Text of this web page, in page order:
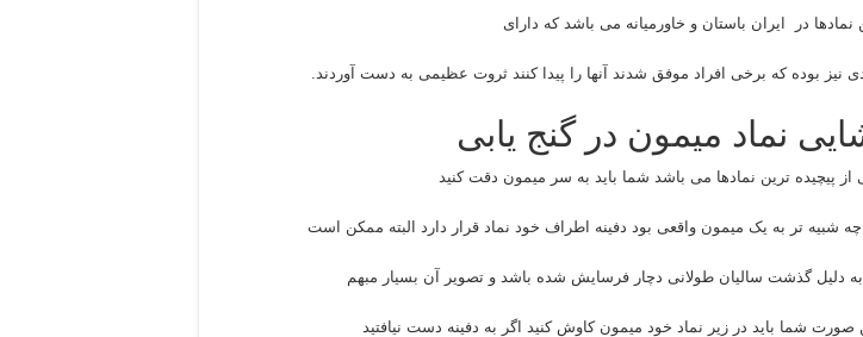
نمادها در ایران باستان و خاورمیانه می باشد که دارای
نیز بوده که برخی افراد موفق شدند آنها را پیدا کنند ثروت عظیمی به دست آوردند.
نماد میمون در گنج یابی
از پیچیده ترین نمادها می باشد شما باید به سر میمون دقت کنید
شبیه تر به یک میمون واقعی بود دفینه اطراف خود نماد قرار دارد البته ممکن است
دلیل گذشت سالیان طولانی دچار فرسایش شده باشد و تصویر آن بسیار مبهم
شما باید در زیر نماد خود میمون کاوش کنید اگر به دفینه دست نیافتید